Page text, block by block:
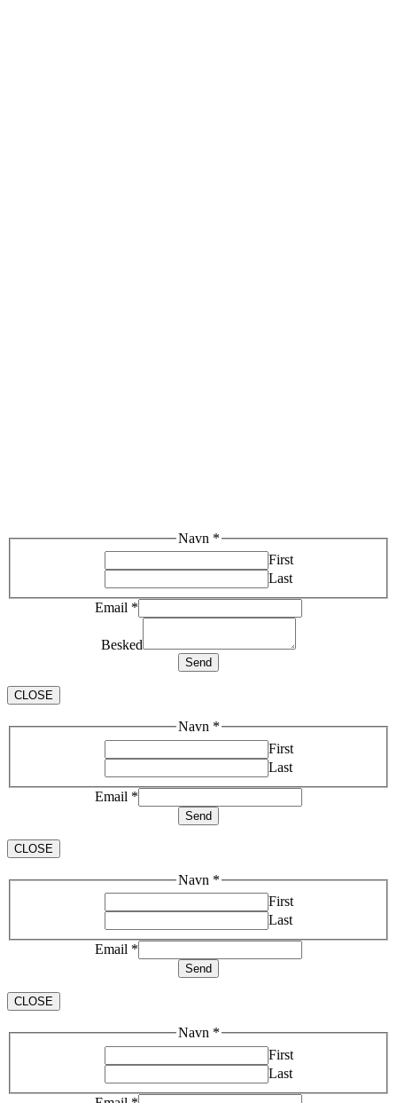
Navn *
First
Last
Email *
Besked
Send
CLOSE
Navn *
First
Last
Email *
Send
CLOSE
Navn *
First
Last
Email *
Send
CLOSE
Navn *
First
Last